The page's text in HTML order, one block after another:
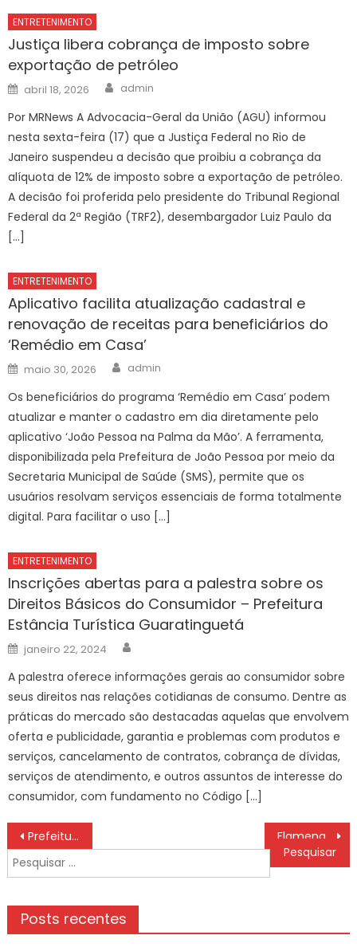
ENTRETENIMENTO
Justiça libera cobrança de imposto sobre
exportação de petróleo
Posted
on
abril 18, 2026 Author
admin
Por MRNews A Advocacia-Geral da União (AGU) informou
nesta sexta-feira (17) que a Justiça Federal no Rio de
Janeiro suspendeu a decisão que proibiu a cobrança da
alíquota de 12% de imposto sobre a exportação de petróleo.
A decisão foi proferida pelo presidente do Tribunal Regional
Federal da 2ª Região (TRF2), desembargador Luiz Paulo da
[…]
ENTRETENIMENTO
Aplicativo facilita atualização cadastral e
renovação de receitas para beneficiários do
‘Remédio em Casa’
Posted
on
maio 30, 2026 Author
admin
Os beneficiários do programa ‘Remédio em Casa’ podem
atualizar e manter o cadastro em dia diretamente pelo
aplicativo ‘João Pessoa na Palma da Mão’. A ferramenta,
disponibilizada pela Prefeitura de João Pessoa por meio da
Secretaria Municipal de Saúde (SMS), permite que os
usuários resolvam serviços essenciais de forma totalmente
digital. Para facilitar o uso […]
ENTRETENIMENTO
Inscrições abertas para a palestra sobre os
Direitos Básicos do Consumidor – Prefeitura
Estância Turística Guaratinguetá
Posted
on
janeiro 22, 2024
A palestra oferece informações gerais ao consumidor sobre
seus direitos nas relações cotidianas de consumo. Dentre as
práticas do mercado são destacadas aquelas que envolvem
oferta e publicidade, garantia e problemas com produtos e
serviços, cancelamento de contratos, cobrança de dívidas,
serviços de atendimento, e outros assuntos de interesse do
consumidor, com fundamento no Código […]
Navegação
de
Post
Prefeitura de Bonito decreta ponto facultativo na Quinta-Feira Santa – Prefeitura Municipal de Bonito
Pesquisar
por:
Posts recentes